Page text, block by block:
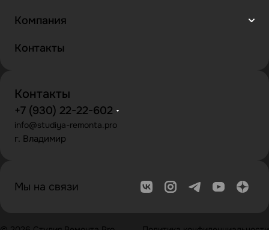
Компания
Контакты
Контакты
+7 (930) 22-22-602
info@studiya-remonta.pro
г. Владимир
Мы на связи